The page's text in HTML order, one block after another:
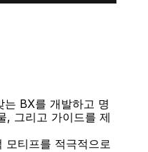
는 BX를 개발하고 명
, 그리고 가이드를 제
모티프를 적극적으로